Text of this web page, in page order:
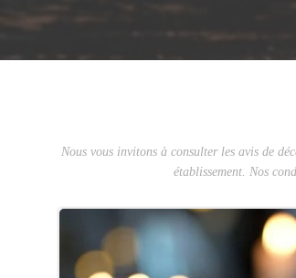
Nous vous invitons à consulter les avis de
établissement. Nos